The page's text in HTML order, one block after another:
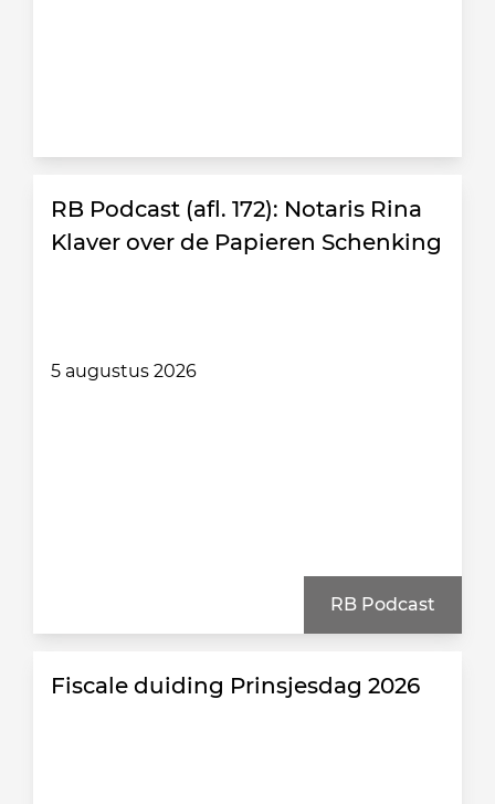
RB Podcast (afl. 172): Notaris Rina
Klaver over de Papieren Schenking
5 augustus 2026
RB Podcast
Fiscale duiding Prinsjesdag 2026